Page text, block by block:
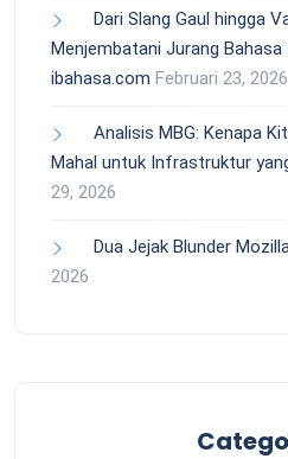
Dari Slang Gaul hingga
Menjembatani Jurang Bahasa
ibahasa.com Februari 23, 2026
Analisis MBG: Kenapa
Mahal untuk Infrastruktur
29, 2026
Dua Jejak Blunder
2026